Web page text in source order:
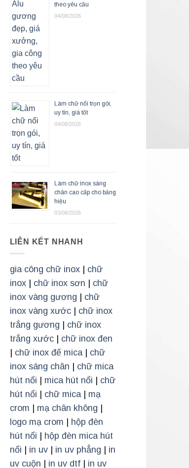
theo yêu cầu
04/08/2026
Làm chữ nổi trọn gói,
uy tín, giá tốt
04/08/2026
Làm chữ inox sáng
chân cao cấp cho bảng
hiệu
03/08/2026
LIÊN KẾT NHANH
gia công chữ inox| chữ
inox| chữ inox sơn
chữ
inox vàng gương
chữ
inox vàng xước| chữ inox
trắng gương
chữ inox
trắng xước| chữ inox đen
chữ inox đế mica| chữ
inox sáng chân
chữ mica
hút nổi
mica hút nổi
chữ
hút nổi
chữ mica| mạ
crom
mạ chân không
logo mạ crom
hộp đèn
hút nổi
hộp đèn mica hút
nổi
in uv| in uv phẳng
in
uv cuộn
in uv dtf| in uv